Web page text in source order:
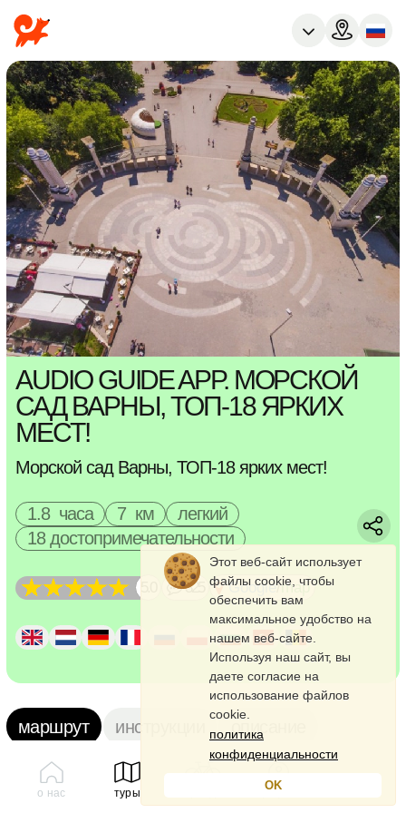
AUDIO GUIDE APP. МОРСКОЙ
САД ВАРНЫ, ТОП-18 ЯРКИХ
МЕСТ!
Морской сад Варны, ТОП-18 ярких мест!
1.8 часа 7 км
легкий
18 достопримечательности
325 Google/map
маршрут инструкции
МОРСКОЙ САД
о нас туры профиль
Этот веб-сайт использует
файлы cookie, чтобы
обеспечить вам
максимальное удобство на
нашем веб-сайте.
Используя наш сайт, вы
даете согласие на
использование файлов
cookie.
политика
конфиденциальности
OK